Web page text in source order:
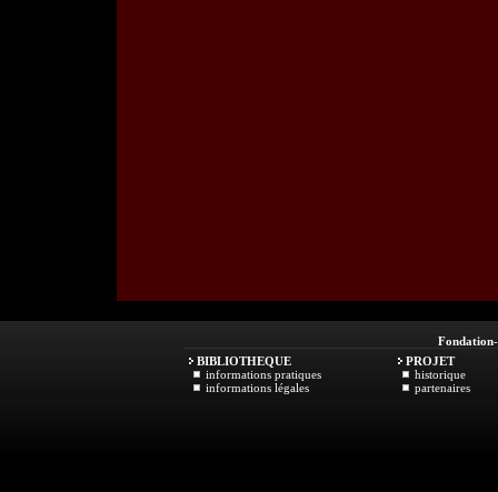
Fondation
BIBLIOTHEQUE
informations pratiques
informations légales
PROJET
historique
partenaires